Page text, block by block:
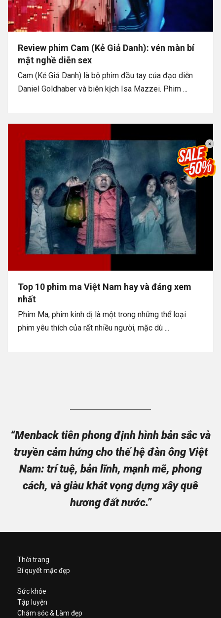
Review phim Cam (Kẻ Giả Danh): vén màn bí
mật nghề diễn sex
Cam (Kẻ Giả Danh) là bộ phim đầu tay của đạo diễn
Daniel Goldhaber và biên kịch Isa Mazzei. Phim ...
Top 10 phim ma Việt Nam hay và đáng xem
nhất
Phim Ma, phim kinh dị là một trong những thể loại
phim yêu thích của rất nhiều người, mặc dù ...
“Menback tiên phong định hình bản sắc và
truyền cảm hứng cho thế hệ đàn ông Việt
Nam: trí tuệ, bản lĩnh, mạnh mẽ, phong
cách, và giàu khát vọng dựng xây quê
hương đất nước.”
Thời trang
Bí quyết mặc đẹp
Sức khỏe
Tập luyện
Chăm sóc & Làm đẹp
×